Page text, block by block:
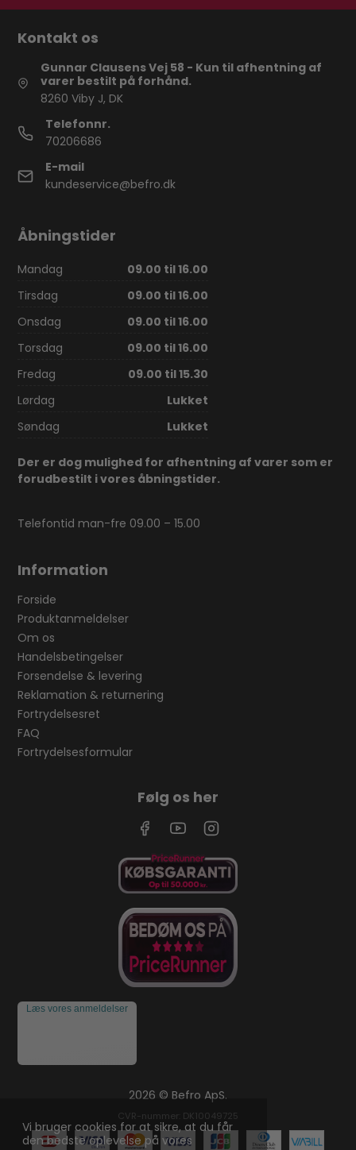
Vi bruger cookies for at sikre, at du får
den bedste oplevelse på vores
Kontakt os
Gunnar Clausens Vej 58 - Kun til afhentning af
varer bestilt på forhånd.
8260 Viby J, DK
Telefonnr.
70206686
E-mail
kundeservice@befro.dk
Åbningstider
Mandag
09.00 til 16.00
Tirsdag
09.00 til 16.00
Onsdag
09.00 til 16.00
Torsdag
09.00 til 16.00
Fredag
09.00 til 15.30
Lørdag
Lukket
Søndag
Lukket
Der er dog mulighed for afhentning af varer som er
forudbestilt i vores åbningstider.
Telefontid man-fre 09.00 – 15.00
Information
Forside
Produktanmeldelser
Om os
Handelsbetingelser
Forsendelse & levering
Reklamation & returnering
Fortrydelsesret
FAQ
Fortrydelsesformular
Følg os her
Læs vores anmeldelser
2026 © Befro ApS.
CVR-nummer: DK10049725